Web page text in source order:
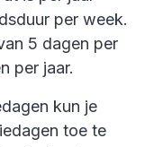
per week.
5 dagen per
per jaar.
kun je
toe te